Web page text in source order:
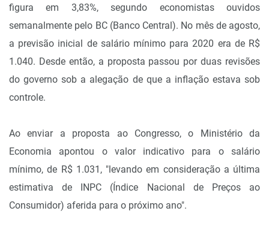
figura em 3,83%, segundo economistas ouvidos
semanalmente pelo BC (Banco Central). No mês de agosto,
a previsão inicial de salário mínimo para 2020 era de R$
1.040. Desde então, a proposta passou por duas revisões
do governo sob a alegação de que a inflação estava sob
controle.
Ao enviar a proposta ao Congresso, o Ministério da
Economia apontou o valor indicativo para o salário
mínimo, de R$ 1.031, "levando em consideração a última
estimativa de INPC (Índice Nacional de Preços ao
Consumidor) aferida para o próximo ano".